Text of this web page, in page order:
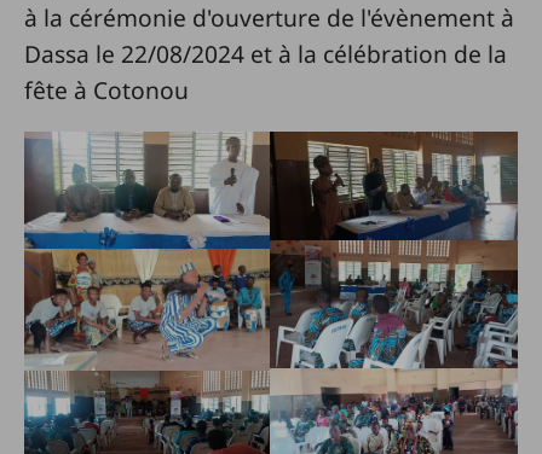
à la cérémonie d'ouverture de l'évènement à
Dassa le 22/08/2024 et à la célébration de la
fête à Cotonou